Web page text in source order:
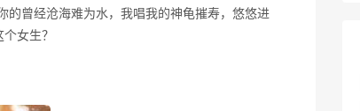
的曾经沧海难为水，我唱我的神龟摧寿，悠悠进
女生？